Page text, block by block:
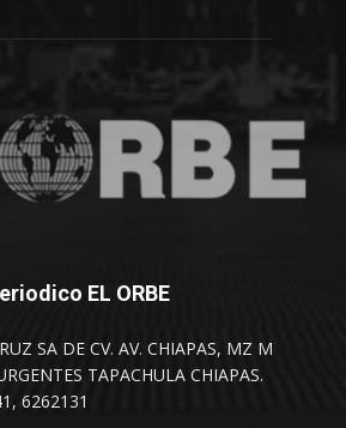
EL ORBE
SA DE CV. AV. CHIAPAS, MZ M
TAPACHULA CHIAPAS.
6262131